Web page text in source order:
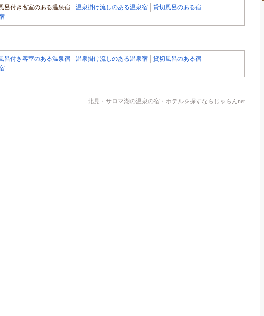
呂付き客室のある温泉宿 温泉掛け流しのある温泉宿
貸切風呂のある宿
呂付き客室のある温泉宿 温泉掛け流しのある温泉宿
貸切風呂のある宿
北見・サロマ湖の温泉の宿・ホテルを探すならじゃらんnet